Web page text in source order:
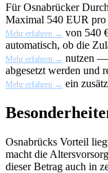
Für Osnabrücker
Maximal 540 EUR pro
Mehr erfahren → von 540
automatisch, ob die
Mehr erfahren → nutzen —
abgesetzt werden und
Mehr erfahren → ein
Osnabrücks Vorteil
macht die
dieser Betrag auch in